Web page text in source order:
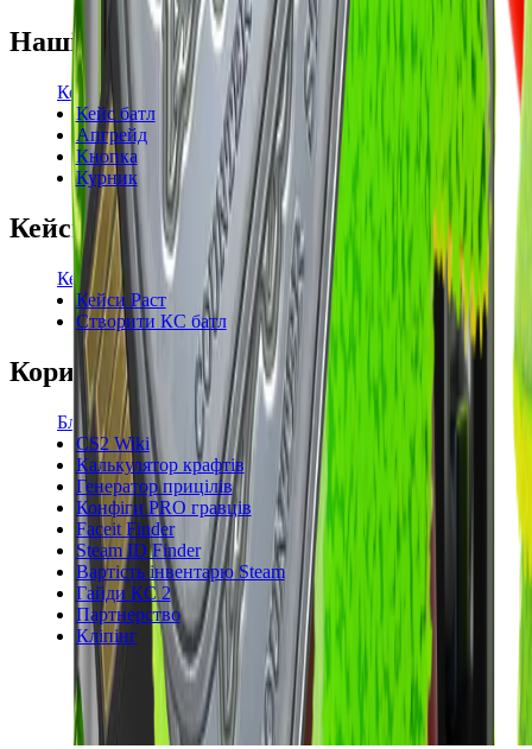
Наші режими
Кейси
Кейс батл
Апгрейд
Кнопка
Курник
Кейси
Кейси КС2
Кейси Раст
Створити КС батл
Корисне
Блог
CS2 Wiki
Калькулятор крафтів
Генератор прицілів
Конфіги PRO гравців
Faceit Finder
Steam ID Finder
Вартість інвентарю Steam
Гайди КС 2
Партнерство
Кліпінг